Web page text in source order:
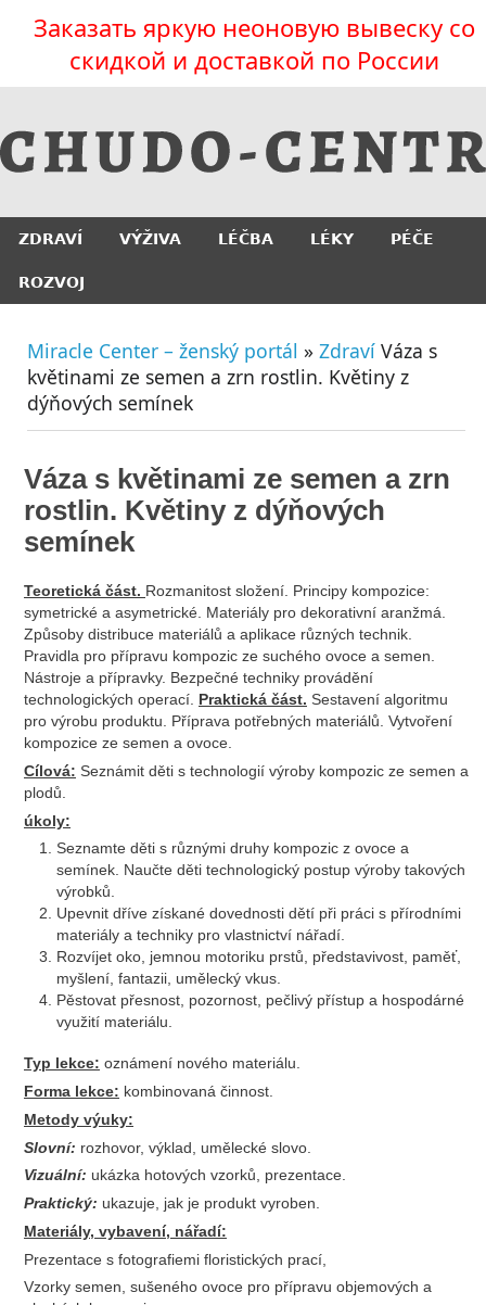
Заказать яркую неоновую вывеску со
скидкой и доставкой по России
ZDRAVÍ VÝŽIVA LÉČBA LÉKY PÉČE
ROZVOJ
Miracle Center – ženský portál » Zdraví Váza s
květinami ze semen a zrn rostlin. Květiny z
dýňových semínek
Váza s květinami ze semen a zrn
rostlin. Květiny z dýňových
semínek
Teoretická část. Rozmanitost složení. Principy kompozice:
symetrické a asymetrické. Materiály pro dekorativní aranžmá.
Způsoby distribuce materiálů a aplikace různých technik.
Pravidla pro přípravu kompozic ze suchého ovoce a semen.
Nástroje a přípravky. Bezpečné techniky provádění
technologických operací. Praktická část. Sestavení algoritmu
pro výrobu produktu. Příprava potřebných materiálů. Vytvoření
kompozice ze semen a ovoce.
Cílová: Seznámit děti s technologií výroby kompozic ze semen a
plodů.
úkoly:
Seznamte děti s různými druhy kompozic z ovoce a
semínek. Naučte děti technologický postup výroby takových
výrobků.
Upevnit dříve získané dovednosti dětí při práci s přírodními
materiály a techniky pro vlastnictví nářadí.
Rozvíjet oko, jemnou motoriku prstů, představivost, paměť,
myšlení, fantazii, umělecký vkus.
Pěstovat přesnost, pozornost, pečlivý přístup a hospodárné
využití materiálu.
Typ lekce: oznámení nového materiálu.
Forma lekce: kombinovaná činnost.
Metody výuky:
Slovní: rozhovor, výklad, umělecké slovo.
Vizuální: ukázka hotových vzorků, prezentace.
Praktický: ukazuje, jak je produkt vyroben.
Materiály, vybavení, nářadí:
Prezentace s fotografiemi floristických prací,
Vzorky semen, sušeného ovoce pro přípravu objemových a